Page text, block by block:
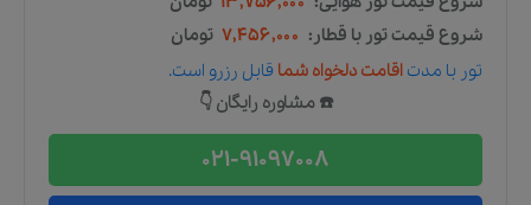
شروع قیمت تور با قطار: ۷,۴۵۶,۰۰۰ تومان
تور با مدت اقامت دلخواه شما قابل رزرو است.
☎️ مشاوره رایگان 👇
021-91097008